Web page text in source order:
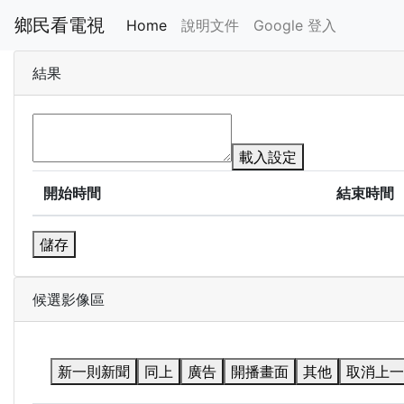
鄉民看電視 Home 說明文件 Google 登入
結果
載入設定
開始時間
結束時間
儲存
候選影像區
新一則新聞 同上 廣告 開播畫面 其他 取消上